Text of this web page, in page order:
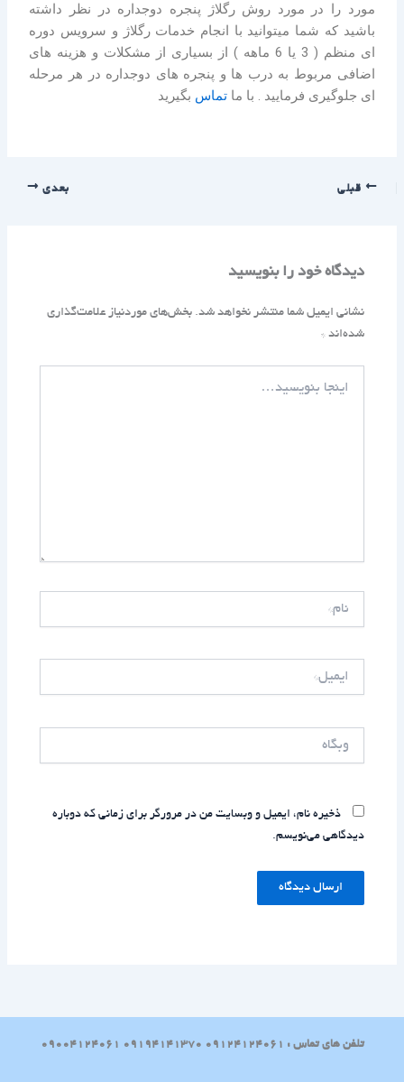
مورد را در مورد روش رگلاژ پنجره دوجداره در نظر داشته
باشید که شما میتوانید با انجام خدمات رگلاژ و سرویس دوره
ای منظم ( 3 یا 6 ماهه ) از بسیاری از مشکلات و هزینه های
اضافی مربوط به درب ها و پنجره های دوجداره در هر مرحله
ای جلوگیری فرمایید . با ماتماس بگیرید
قبلی بعدی
دیدگاه‌ خود را بنویسید
نشانی ایمیل شما منتشر نخواهد شد. بخش‌های موردنیاز علامت‌گذاری
شده‌اند*
بنویسید…
ذخیره نام، ایمیل و وبسایت من در مرورگر برای زمانی که دوباره
دیدگاهی می‌نویسم.
تلفن های تماس : 09124124061 09194141370 09004124061